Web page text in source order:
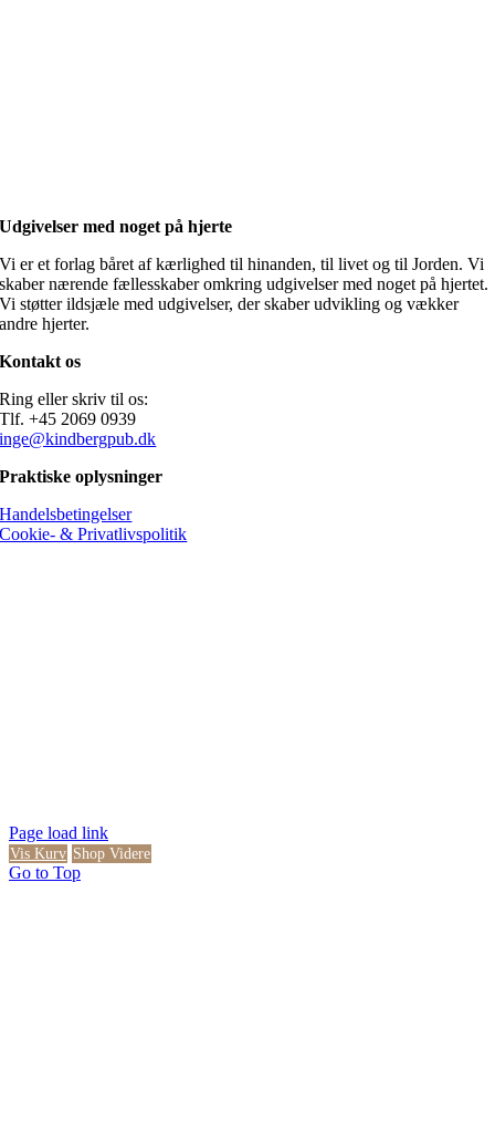
Udgivelser med noget på hjerte
Vi er et forlag båret af kærlighed til hinanden, til livet og til Jorden. Vi
skaber nærende fællesskaber omkring udgivelser med noget på hjertet.
Vi støtter ildsjæle med udgivelser, der skaber udvikling og vækker
andre hjerter.
Kontakt os
Ring eller skriv til os:
Tlf. +45 2069 0939
inge@kindbergpub.dk
Praktiske oplysninger
Handelsbetingelser
Cookie- & Privatlivspolitik
Page load link
Vis Kurv Shop Videre
Go to Top